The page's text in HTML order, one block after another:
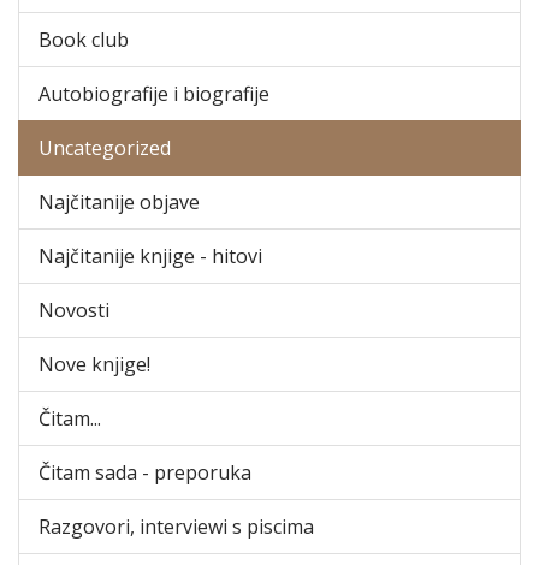
Book club
Autobiografije i biografije
Uncategorized
Najčitanije objave
Najčitanije knjige - hitovi
Novosti
Nove knjige!
Čitam...
Čitam sada - preporuka
Razgovori, interviewi s piscima